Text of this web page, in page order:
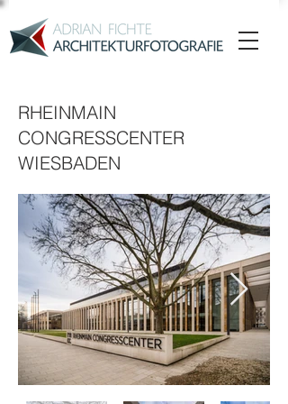
RHEINMAIN
CONGRESSCENTER
WIESBADEN